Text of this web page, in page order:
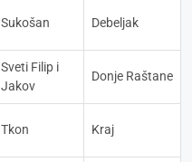
Sukošan Debeljak
Sveti Filip i
Jakov
Donje Raštane
Tkon Kraj